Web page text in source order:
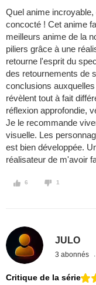
Quel anime
concocté ! Cet anime
meilleurs anime de la
piliers grâce à une
retourne l'esprit du
des retournements de
conclusions
révèlent tout à fait
réflexion approfondie,
Je le recommande
visuelle. Les
est bien développée.
réalisateur de m'avoir
6 1
JULO
3 abonnés
Critique de la série